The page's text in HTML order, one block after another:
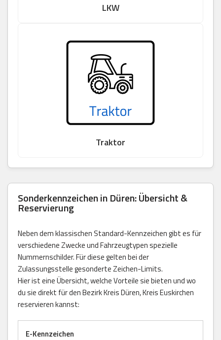
LKW
Traktor
Sonderkennzeichen in Düren: Übersicht &
Reservierung
Neben dem klassischen Standard-Kennzeichen gibt es für
verschiedene Zwecke und Fahrzeugtypen spezielle
Nummernschilder. Für diese gelten bei der
Zulassungsstelle gesonderte Zeichen-Limits.
Hier ist eine Übersicht, welche Vorteile sie bieten und wo
du sie direkt für den Bezirk Kreis Düren, Kreis Euskirchen
reservieren kannst:
E-Kennzeichen